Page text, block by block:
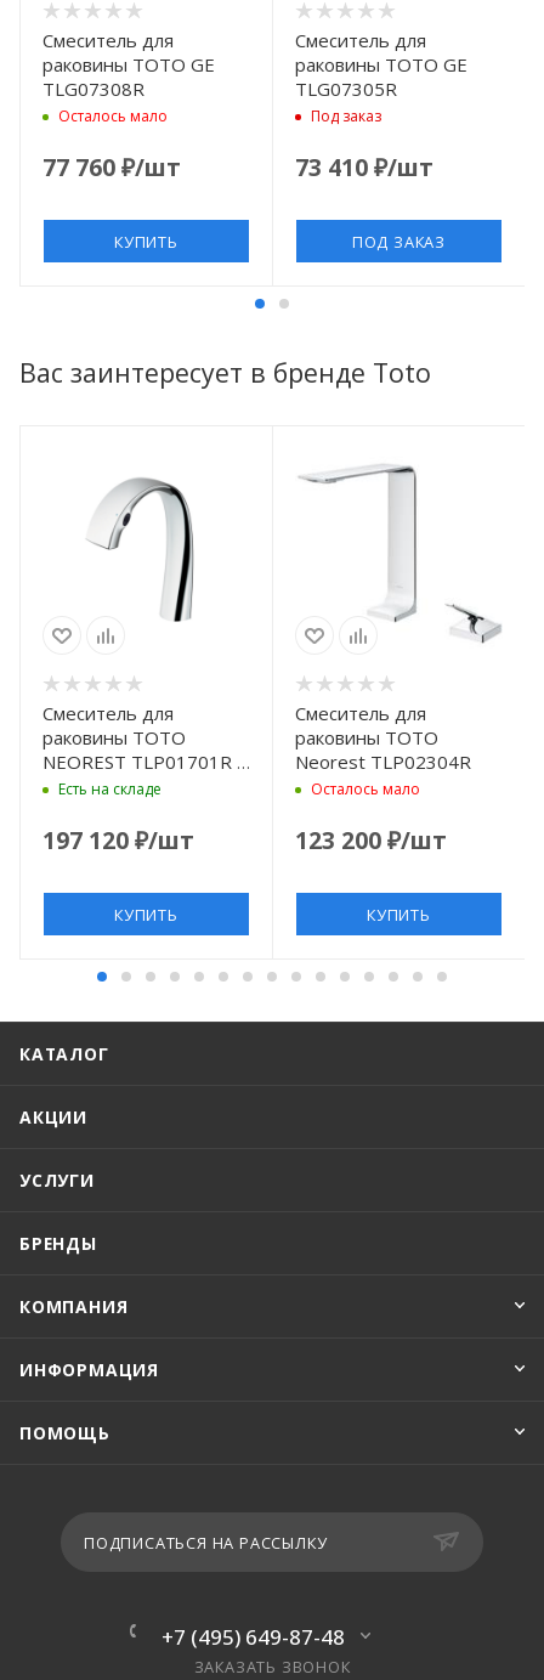
Смеситель для
раковины TOTO GE
TLG07308R
Осталось мало
77 760₽/шт
КУПИТЬ
Смеситель для
раковины TOTO GE
TLG07305R
Под заказ
73 410₽/шт
ПОД ЗАКАЗ
Вас заинтересует в бренде Toto
Смеситель для
раковины TOTO
NEOREST TLP01701R ,
цвет: хром
Есть на складе
197 120₽/шт
КУПИТЬ
Смеситель для
раковины TOTO
Neorest TLP02304R
Осталось мало
123 200₽/шт
КУПИТЬ
КАТАЛОГ
АКЦИИ
УСЛУГИ
БРЕНДЫ
КОМПАНИЯ
ИНФОРМАЦИЯ
ПОМОЩЬ
ПОДПИСАТЬСЯ НА РАССЫЛКУ
+7 (495) 649-87-48
ЗАКАЗАТЬ ЗВОНОК